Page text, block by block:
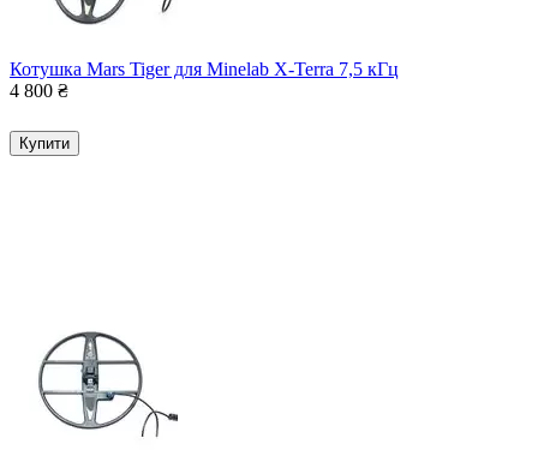
Котушка Mars Tiger для Minelab X-Terra 7,5 кГц
4 800 ₴
Купити